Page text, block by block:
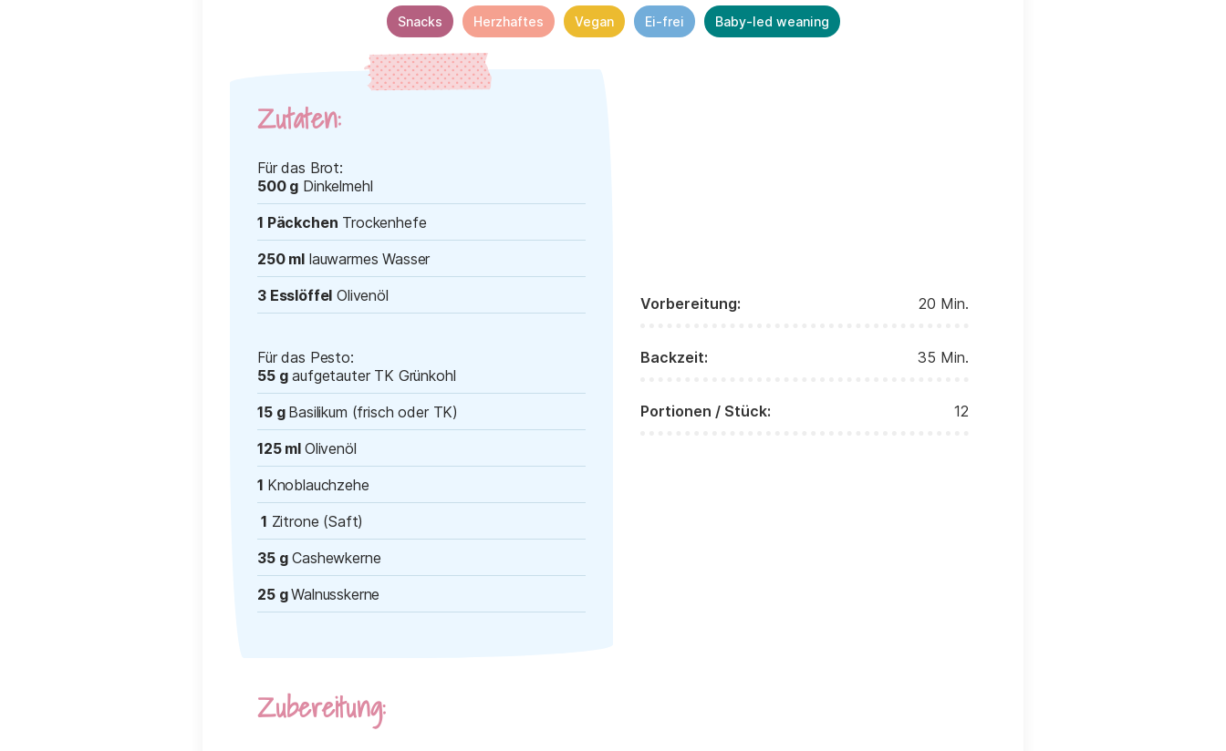
Snacks Herzhaftes Vegan Ei-frei Baby-led weaning
Zutaten:
Für das Brot:
500 g Dinkelmehl
1 Päckchen Trockenhefe
250 ml lauwarmes Wasser
3 Esslöffel Olivenöl
Für das Pesto:
55 gaufgetauter TK Grünkohl
15 g Basilikum (frisch oder TK)
125 ml Olivenöl
1 Knoblauchzehe
1 Zitrone (Saft)
35 gCashewkerne
25 gWalnusskerne
Vorbereitung: 20 Min.
Backzeit: 35 Min.
Portionen / Stück: 12
Zubereitung: